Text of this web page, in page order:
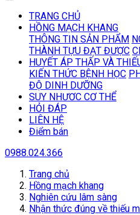
TRANG CHỦ
HỒNG MẠCH KHANG
THÔNG TIN SẢN PHẨM
THÀNH TỰU ĐẠT ĐƯỢC
HUYẾT ÁP THẤP VÀ
KIẾN THỨC BỆNH HỌC
ĐỘ DINH DƯỠNG
SUY NHƯƠC CƠ THỂ
HỎI ĐÁP
LIÊN HỆ
Điểm bán
0988.024.366
Trang chủ
Hồng mạch khang
Nghiên cứu lâm sàng
Nhận thức đúng về thiếu